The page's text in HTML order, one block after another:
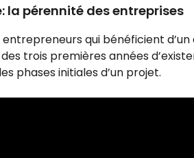
pérennité des entreprises
entrepreneurs qui bénéficient
trois premières années
phases initiales d’un projet.